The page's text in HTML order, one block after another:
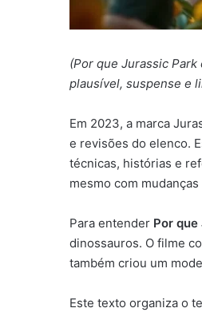
(Por que Jurassic
plausível, suspense e
Em 2023, a marca
e revisões do elenco.
técnicas, histórias e
mesmo com
Para entender Por
dinossauros. O filme
também criou um
Este texto organiza o